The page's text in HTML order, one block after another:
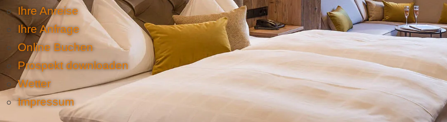
Ihre Anreise
Ihre Anfrage
Online Buchen
Prospekt downloaden
Wetter
Impressum